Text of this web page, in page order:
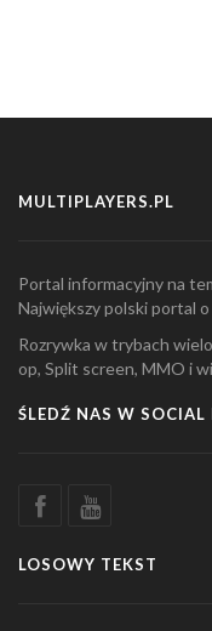
MULTIPLAYERS.PL
Portal informacyjny na
Największy polski portal
Rozrywka w trybach
op, Split screen, MMO i
ŚLEDŹ NAS W SOCIAL
LOSOWY TEKST